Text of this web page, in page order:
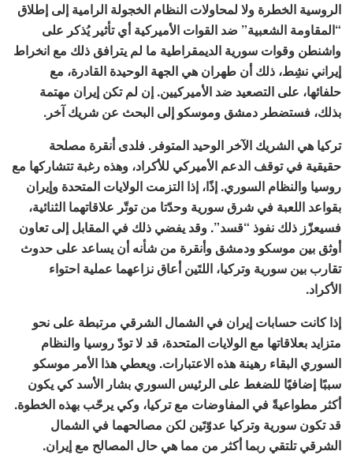
الروسية الخطرة ولا لمحاولات النظام الخجولة الرامية إلى إطلاق
“المقاومة الشعبية” ضد القوات الأميركية أي تأثير يُذكر على
واشنطن وقوات سورية الديمقراطية ما لم يترافق ذلك مع انخراط
إيراني نشِط، ذلك أن طهران هي الجهة الوحيدة القادرة، مع
حلفائها، على التصعيد ضد الأميركيين. إن لم تكن إيران مهتمة
بذلك، فستضطر دمشق وموسكو إلى البحث عن شريك آخر.
تركيا هي الشريك الآخر الوحيد المتوفر. فلدى أنقرة مصلحة
حقيقية في توقف الدعم الأميركي للأكراد، وهذه رغبة تتشاركها مع
روسيا والنظام السوري. إذًا، إذا التزمت الولايات المتحدة وإيران
بقواعد اللعبة في شرق سورية وحدّتا من توتّر علاقاتهما الثنائية،
فسيعزّز ذلك نفوذ “قسد”. وقد يفضي ذلك في المقابل إلى تعاون
أوثق بين موسكو ودمشق وأنقرة من شأنه أن يساعد على حدوث
تقارب بين سورية وتركيا، اللتَين أعاق نزاعهما عملية احتواء
الأكراد.
إذا كانت حسابات إيران في الشمال الشرقي مرتبطة على نحو
متزايد بعلاقاتها مع الولايات المتحدة، قد لا تودّ روسيا والنظام
السوري البقاء رهينة هذه الاعتبارات. ويعطي هذا الأمر موسكو
سببًا إضافيًا للضغط على الرئيس السوري بشار الأسد كي يكون
أكثر مطواعيةً في المفاوضات مع تركيا، وكي يرحّب بهذه الخطوة.
قد تكون سورية وتركيا عدوّتَين لكن مصالحهما في الشمال
الشرقي تلتقي ربما أكثر من مما هي حال المصالح مع إيران.